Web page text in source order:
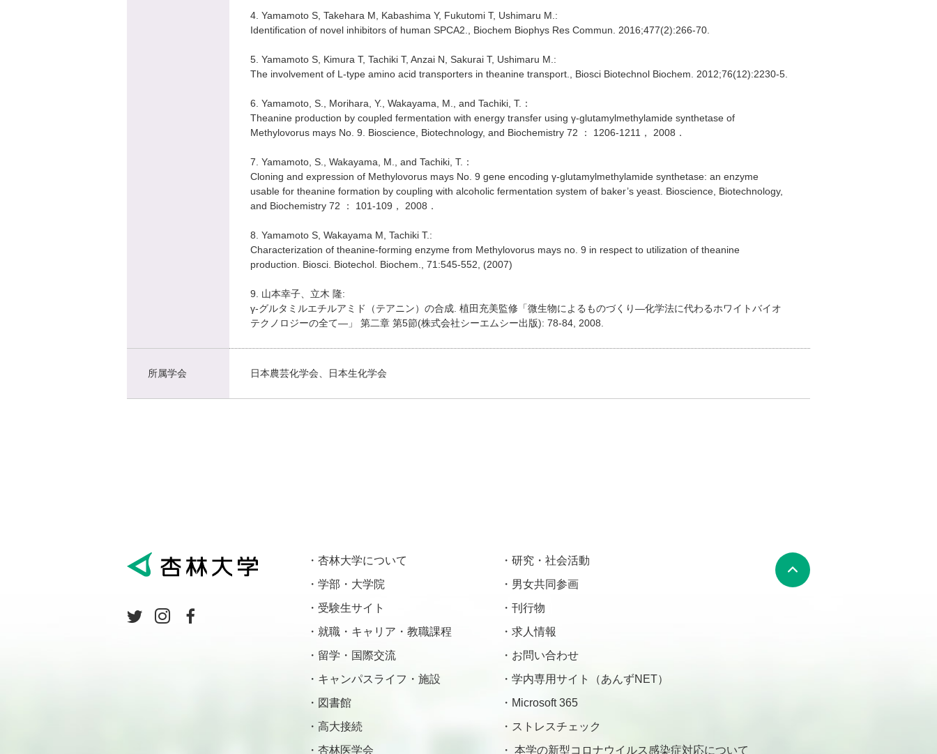
4. Yamamoto S, Takehara M, Kabashima Y, Fukutomi T, Ushimaru M.:
Identification of novel inhibitors of human SPCA2., Biochem Biophys Res Commun. 2016;477(2):266-70.
5. Yamamoto S, Kimura T, Tachiki T, Anzai N, Sakurai T, Ushimaru M.:
The involvement of L-type amino acid transporters in theanine transport., Biosci Biotechnol Biochem. 2012;76(12):2230-5.
6. Yamamoto, S., Morihara, Y., Wakayama, M., and Tachiki, T.：
Theanine production by coupled fermentation with energy transfer using γ-glutamylmethylamide synthetase of
Methylovorus mays No. 9. Bioscience, Biotechnology, and Biochemistry 72 ： 1206-1211， 2008．
7. Yamamoto, S., Wakayama, M., and Tachiki, T.：
Cloning and expression of Methylovorus mays No. 9 gene encoding γ-glutamylmethylamide synthetase: an enzyme
usable for theanine formation by coupling with alcoholic fermentation system of baker’s yeast. Bioscience, Biotechnology,
and Biochemistry 72 ： 101-109， 2008．
8. Yamamoto S, Wakayama M, Tachiki T.:
Characterization of theanine-forming enzyme from Methylovorus mays no. 9 in respect to utilization of theanine
production. Biosci. Biotechol. Biochem., 71:545-552, (2007)
9. 山本幸子、立木 隆:
γ-グルタミルエチルアミド（テアニン）の合成. 植田充美監修「微生物によるものづくり―化学法に代わるホワイトバイオ
テクノロジーの全て―」 第二章 第5節(株式会社シーエムシー出版): 78-84, 2008.
所属学会 日本農芸化学会、日本生化学会
杏林大学について
学部・大学院
受験生サイト
就職・キャリア・教職課程
留学・国際交流
キャンパスライフ・施設
図書館
高大接続
杏林医学会
研究・社会活動
男女共同参画
刊行物
求人情報
お問い合わせ
学内専用サイト（あんずNET）
Microsoft 365
ストレスチェック
本学の新型コロナウイルス感染症対応について